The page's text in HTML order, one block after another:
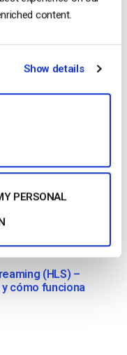
content.
Show details
PERSONAL
(HLS) –
cómo funciona